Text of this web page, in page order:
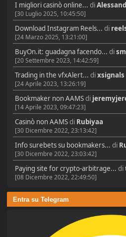
I migliori casinò online... di
[30 Luglio 2025, 10:45:50]
Download Instagram Reels... di
[24 Marzo 2025, 13:21:00]
BuyOn.it: guadagna facendo... di
[20 Settembre 2023, 14:42:59]
Trading in the vfxAlert... dixsignals
[24 Aprile 2023, 13:26:19]
Bookmaker non AAMSdi
[14 Aprile 2023, 09:47:23]
Casinò non AAMSdi Rubiyaa
[30 Dicembre 2022, 23:13:42]
Info surebets su bookmakers... di
[30 Dicembre 2022, 23:03:42]
Paying site for crypto-arbitrage... di
[08 Dicembre 2022, 22:49:50]
Entra su Telegram